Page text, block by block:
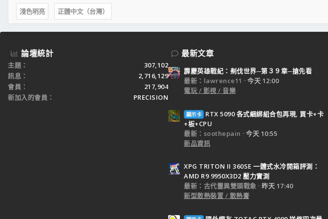
淺色明亮 正體中文（台灣）
論壇統計
主題
307,102
訊息
2,716,129
會員
217,904
新加入的會員
PRECISION
最新文章
霹靂英雄戰紀：刜伐世界─第３９章─搶先看
最新：lawrence11
今天 12:00
電玩 / 影視 / 音樂
顯示卡
RTX 5090 各式綑綁組合包再現, 買卡+卡
+板+CPU
最新：soothepain
今天 10:55
新品資訊
XPG TRITON II 360SE 一體式水冷開箱評測：
AMD R9 9950X3D2 壓力實測
最新：古代靈異雙頭戰象
昨天 17:40
新型散熱裝置 / 散熱膏